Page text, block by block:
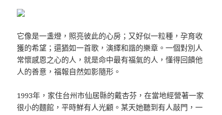
它像是一盞燈，照亮彼此的心房；又好似一粒種，孕育收
獲的希望；還猶如一首歌，演繹和諧的樂章。一個對別人
常懷感恩之心的人，就是命中最有福氣的人，懂得回饋他
人的善意，福報自然如影隨形。
1993年，家住台州市仙居縣的戴杏芬，在當地經營著一家
很小的麵館，平時鮮有人光顧。某天她聽到有人敲門，一